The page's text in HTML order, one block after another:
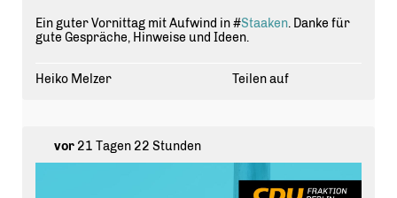
Ein guter Vornittag mit Aufwind in #Staaken. Danke für
gute Gespräche, Hinweise und Ideen.
Heiko Melzer Teilen auf
vor21 Tagen 22 Stunden